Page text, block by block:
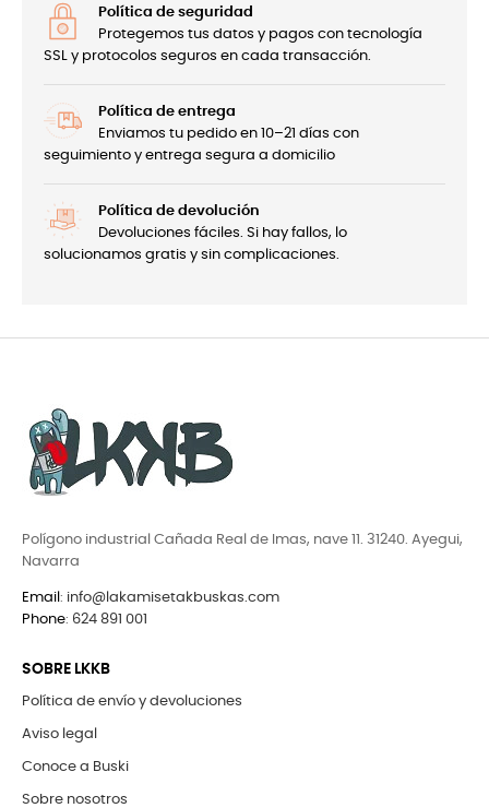
Política de seguridad
Protegemos tus datos y pagos con tecnología
SSL y protocolos seguros en cada transacción.
Política de entrega
Enviamos tu pedido en 10–21 días con
seguimiento y entrega segura a domicilio
Política de devolución
Devoluciones fáciles. Si hay fallos, lo
solucionamos gratis y sin complicaciones.
Polígono industrial Cañada Real de Imas, nave 11. 31240. Ayegui,
Navarra
Email : info@lakamisetakbuskas.com
Phone: 624 891 001
SOBRE LKKB
Política de envío y devoluciones
Aviso legal
Conoce a Buski
Sobre nosotros